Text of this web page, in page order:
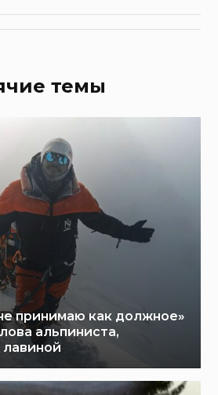
темы
принимаю как должное»
альпиниста,